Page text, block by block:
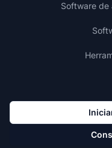
Software de